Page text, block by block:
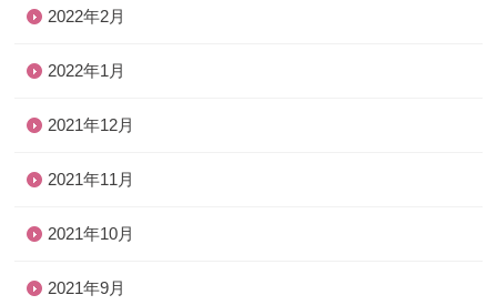
2022年2月
2022年1月
2021年12月
2021年11月
2021年10月
2021年9月